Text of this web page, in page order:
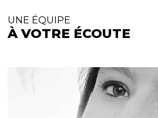
UNE ÉQUIPE
À VOTRE ÉCOUTE